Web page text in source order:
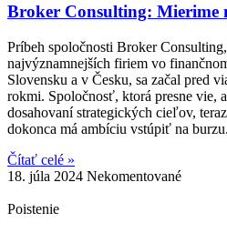
Broker Consulting: Mierime
Príbeh spoločnosti Broker
najvýznamnejších firiem vo
Slovensku a v Česku, sa začal pred
rokmi. Spoločnosť, ktorá presne
dosahovaní strategických cieľov,
dokonca má ambíciu vstúpiť na burzu.
Čítať celé »
18. júla 2024 Nekomentované
Poistenie